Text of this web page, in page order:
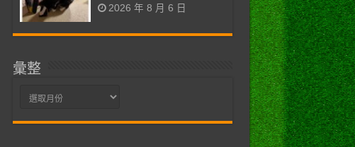
2026 年 8 月 6 日
彙整
彙